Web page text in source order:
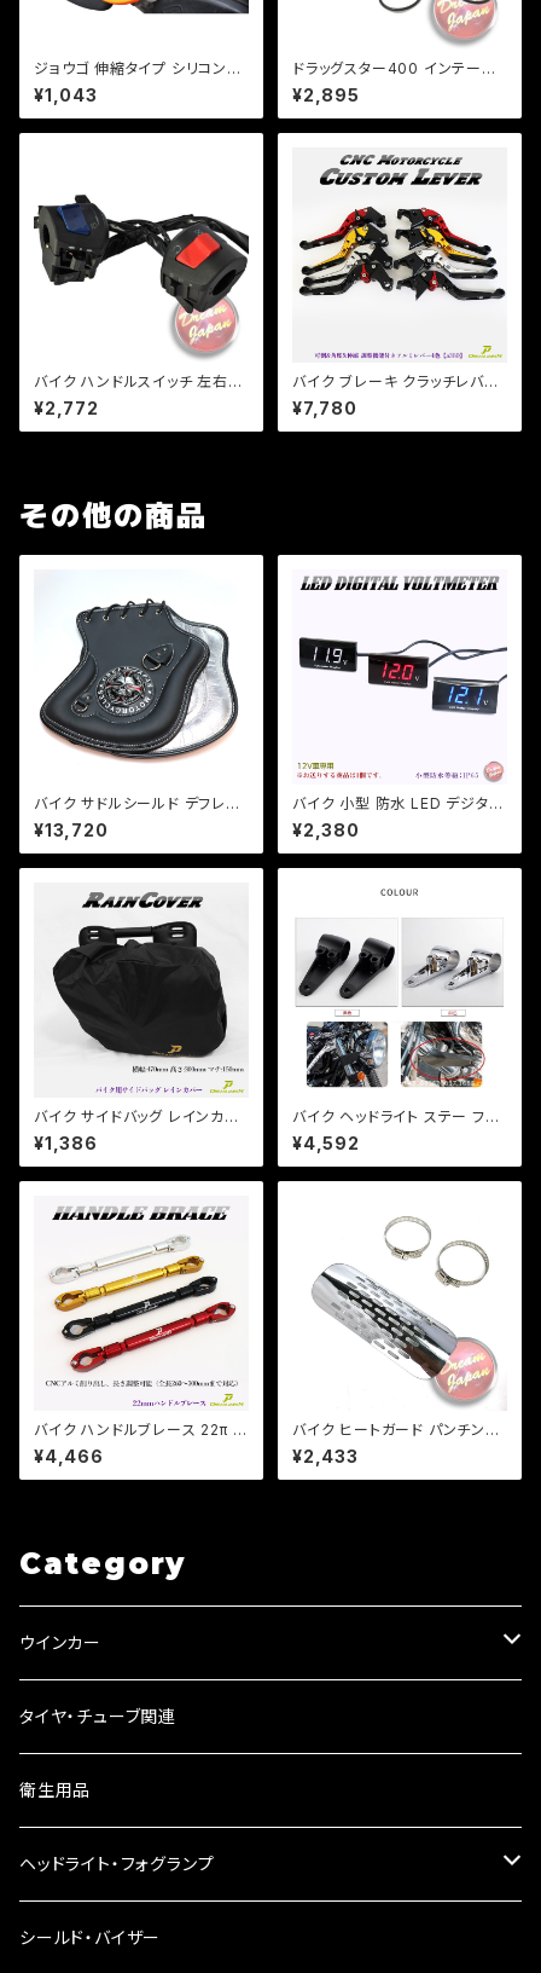
ジョウゴ 伸縮タイプ シリコン製
車 ・ バイク オイル交換に メン
テナンス
¥1,043
ドラッグスター400 インテーク
マニホールド/インマニ/前後セッ
ト/Ｏリング付き/DS4/DSC4/X
VS/4TR/社外品/新品
¥2,895
バイク ハンドルスイッチ 左右セ
ット 汎用 社外 22mmハンドル/
ホンダ/CB/ATV/バギー/ビック
スクーター/修理などに a249
¥2,772
バイク ブレーキ クラッチレバー
左右セット ヤマハ カワサキ YZF
XJR ZXR ZZR 他 【a380】 可
倒&角度&伸縮 調整機能付き
¥7,780
その他の商品
バイク サドルシールド デフレク
ター シート 股下 排熱対策 オー
バーヒート 熱ダレ PUレザー
【ブラック】 ハーレー 国産 アメ
¥13,720
バイク 小型 防水 LED デジタル
電圧計 ボルトメーター 汎用 格
安 表示色3色選択/検索用/ホン
ダ/ヤマハ/カワサキ【クリックポ
¥2,380
バイク サイドバッグ レインカバ
ー 雨具 アジャスター付 470×3
00×150mm 【Dream-Japan
製】【クリックポスト】
¥1,386
バイク ヘッドライト ステー フォ
ークサイズ 36, 39 パイ カラー
付き 左右 セット カスタム ネイ
キッド 【ブラック・シルバー選択】
¥4,592
バイク ハンドルブレース 22π 長
さ調整、アクセサリー装着可能/
全長260mm-300mm / モン
キー / エイプ / CB / XJR /【Dr
¥4,466
バイク ヒートガード パンチング
【シルバー・ブラック】 マフラーガ
ード バンド取り付けサイズ40〜
65mm/a317 【クリックポス
¥2,433
Category
ウインカー
ウインカーリレー
ウインカーレンズ
LEDウインカー
電球型ウインカー
タイヤ・チューブ関連
衛生用品
ヘッドライト・フォグランプ
ヘッドライト
シールド・バイザー